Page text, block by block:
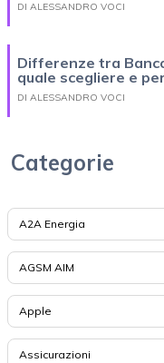
DI ALESSANDRO VOCI
Differenze tra
quale scegliere e
DI ALESSANDRO VOCI
Categorie
A2A Energia
AGSM AIM
Apple
Assicurazioni